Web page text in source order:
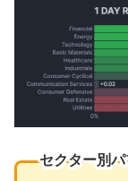
セクター別